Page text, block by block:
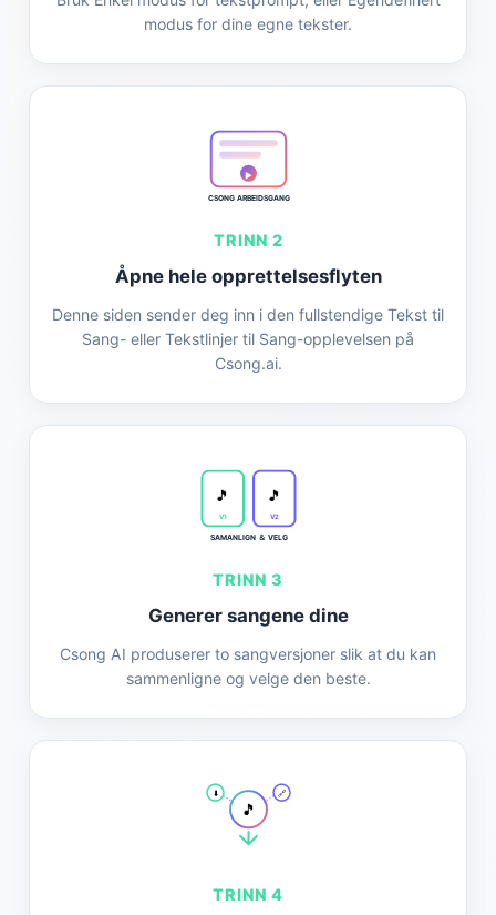
modus for dine egne tekster.
▶
CSONG ARBEIDSGANG
TRINN 2
Åpne hele opprettelsesflyten
Denne siden sender deg inn i den fullstendige Tekst til
Sang- eller Tekstlinjer til Sang-opplevelsen på
Csong.ai.
🎵
V1
🎵
V2
SAMANLIGN ＆ VELG
TRINN 3
Generer sangene dine
Csong AI produserer to sangversjoner slik at du kan
sammenligne og velge den beste.
🎵
⬇️ 🔗
TRINN 4